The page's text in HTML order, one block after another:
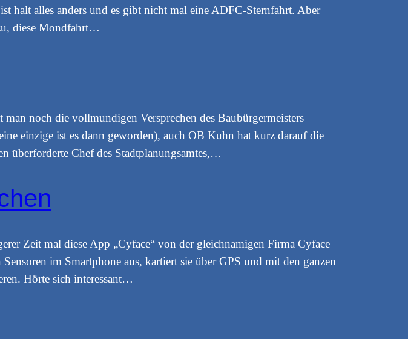
halt alles anders und es gibt nicht mal eine ADFC-Sternfahrt. Aber
diese Mondfahrt…
noch die vollmundigen Versprechen des Baubürgermeisters
einzige ist es dann geworden), auch OB Kuhn hat kurz darauf die
überforderte Chef des Stadtplanungsamtes,…
Zeit mal diese App „Cyface“ von der gleichnamigen Firma Cyface
im Smartphone aus, kartiert sie über GPS und mit den ganzen
Hörte sich interessant…